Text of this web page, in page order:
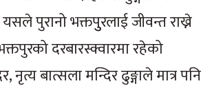
पुरानो भक्तपुुरलाई जीवन्त राख्ने
दरबारस्क्वारमा रहेको
नृत्य बात्सला मन्दिर ढुङ्गाले मात्र पनि